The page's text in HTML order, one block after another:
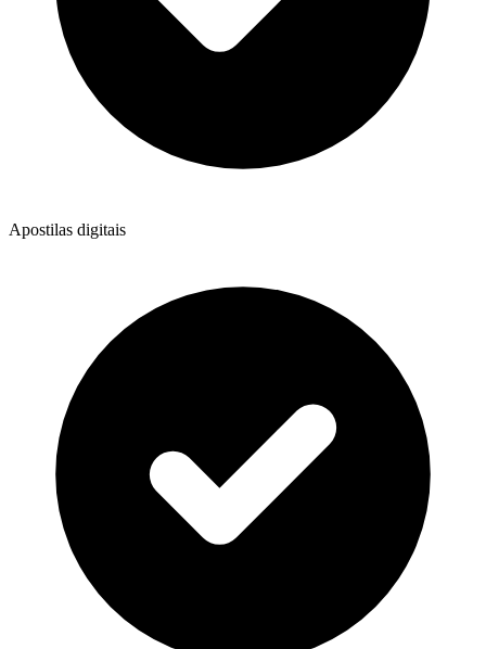
Apostilas digitais